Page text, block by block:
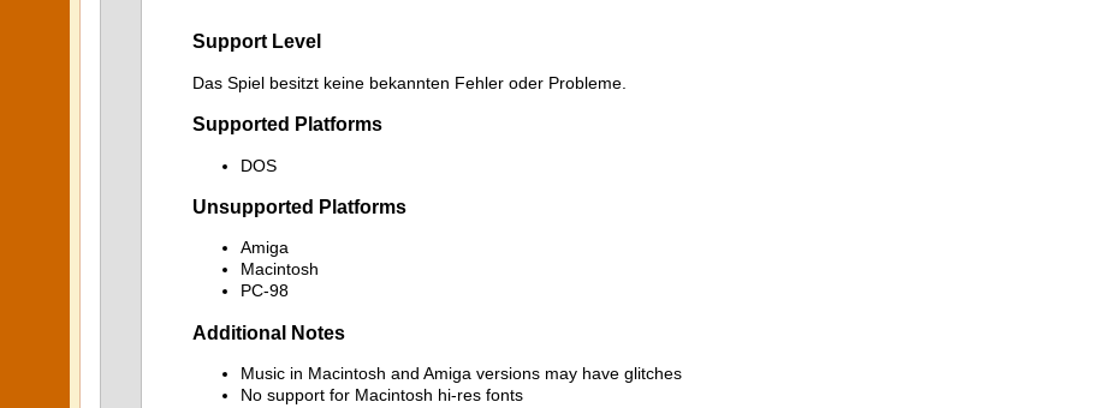
Support Level
Das Spiel besitzt keine bekannten Fehler oder Probleme.
Supported Platforms
DOS
Unsupported Platforms
Amiga
Macintosh
PC-98
Additional Notes
Music in Macintosh and Amiga versions may have glitches
No support for Macintosh hi-res fonts